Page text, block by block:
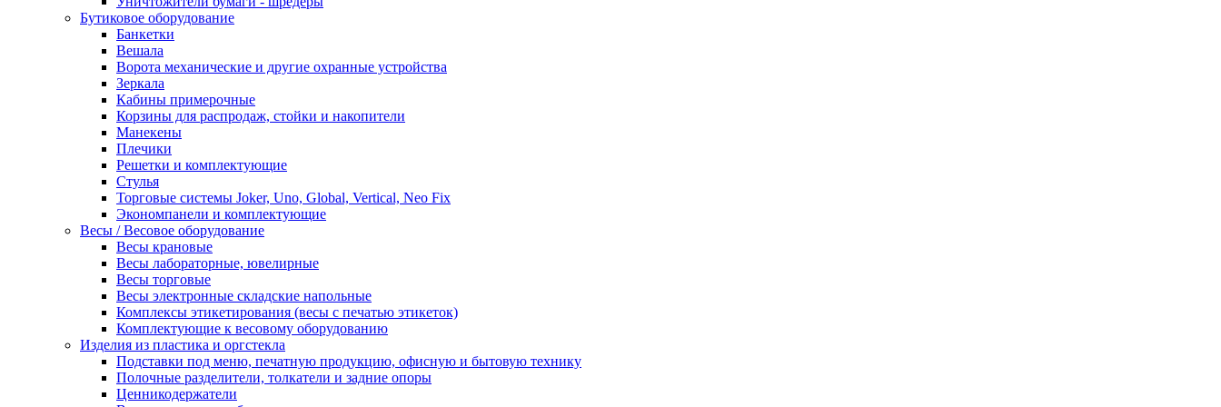
Бутиковое оборудование
Банкетки
Вешала
Ворота механические и другие охранные устройства
Зеркала
Кабины примерочные
Корзины для распродаж, стойки и накопители
Манекены
Плечики
Решетки и комплектующие
Стулья
Торговые системы Joker, Uno, Global, Vertical, Neo Fix
Экономпанели и комплектующие
Весы / Весовое оборудование
Весы крановые
Весы лабораторные, ювелирные
Весы торговые
Весы электронные складские напольные
Комплексы этикетирования (весы с печатью этикеток)
Комплектующие к весовому оборудованию
Изделия из пластика и оргстекла
Подставки под меню, печатную продукцию, офисную и бытовую технику
Полочные разделители, толкатели и задние опоры
Ценникодержатели